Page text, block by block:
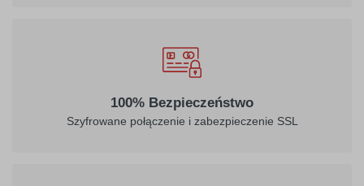
czerwony
pomarańczowy
100% Bezpieczeństwo
Szyfrowane połączenie i zabezpieczenie SSL